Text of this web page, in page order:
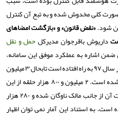
کلی مخدوش شده و به تبع آن کنترل
شود.«نقض قانون» و «بازگشت امضاهای
داریوش باقرجوان مدیرکلحمل و نقل
اشاره به عملکرد موفق این سامانه،
گفته بود که از زمانی که این سامانه در سال ۹۷ به راه افتاده است تابحال ۳ میلیون
و ۸۰ هزار حلقه لاستیک در آن ثبت شده است. ۲ میلیون و ۸۰۰ هزار حلقه از این
تعداد، منجر به صدور حواله و دریافت آن از جانب مالک ناوگان شده و ۲۸۰ هزار
حلقه دیگر هم در سامانه باقی مانده است. به استناد این آمار نمی ‎توان اظهار